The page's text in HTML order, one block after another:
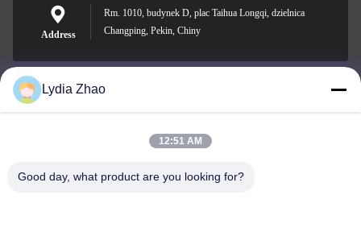
Address
Rm. 1010, budynek D, plac Taihua Longqi, dzielnica
Changping, Pekin, Chiny
jesingd@vip.sina.com
Lydia Zhao
12:51 AM
Good day, what product are you looking for?